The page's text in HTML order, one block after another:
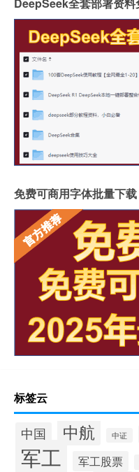
免费可商用字体批量下载
标签云
中国 中航 中证
军工 军工股票